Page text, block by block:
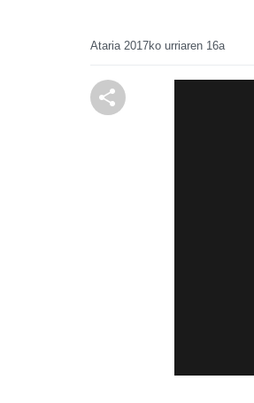
Ataria 2017ko urriaren 16a